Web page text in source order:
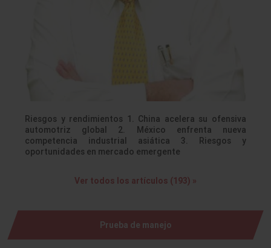
Riesgos y rendimientos 1. China acelera su ofensiva
automotriz global 2. México enfrenta nueva
competencia industrial asiática 3. Riesgos y
oportunidades en mercado emergente
Ver todos los artículos (193) »
Prueba de manejo